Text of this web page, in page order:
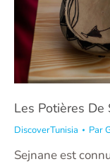
Les Potières De
DiscoverTunisia Par
Sejnane est